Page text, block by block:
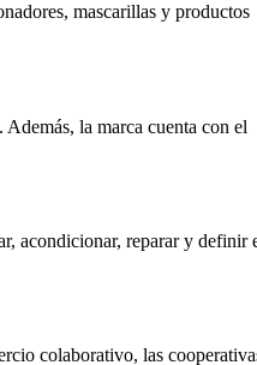
mascarillas y productos
la marca cuenta con el
acondicionar, reparar y definir
colaborativo, las